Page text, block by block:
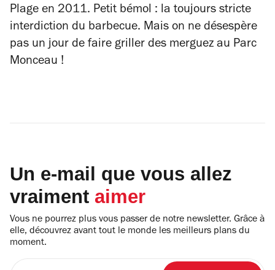
Plage en 2011. Petit bémol : la toujours stricte
interdiction du barbecue. Mais on ne désespère
pas un jour de faire griller des merguez au Parc
Monceau !
Un e-mail que vous allez
vraiment aimer
Vous ne pourrez plus vous passer de notre newsletter. Grâce à
elle, découvrez avant tout le monde les meilleurs plans du
moment.